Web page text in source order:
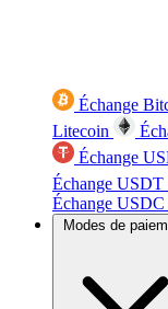
Échange
Litecoin
Échange
Échange USDT
Échange
Modes de